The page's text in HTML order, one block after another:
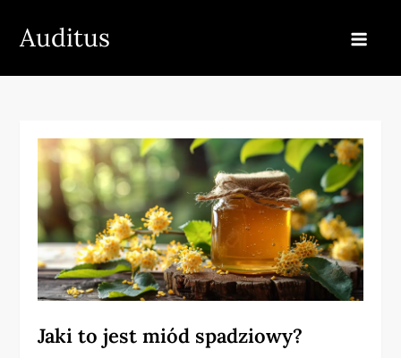
Auditus
Jaki to jest miód spadziowy?